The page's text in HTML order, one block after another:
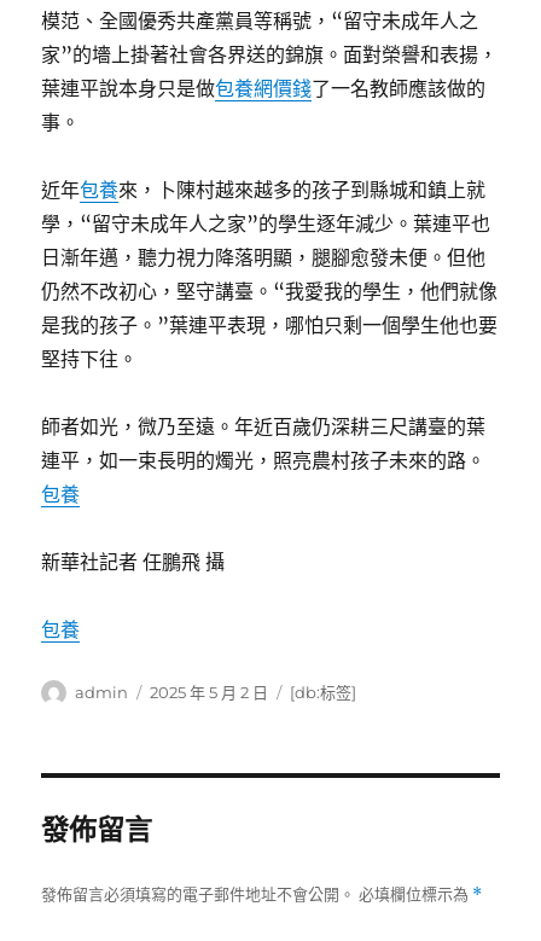
模范、全國優秀共產黨員等稱號，“留守未成年人之
家”的墻上掛著社會各界送的錦旗。面對榮譽和表揚，
葉連平說本身只是做包養網價錢了一名教師應該做的
事。
近年包養來，卜陳村越來越多的孩子到縣城和鎮上就
學，“留守未成年人之家”的學生逐年減少。葉連平也
日漸年邁，聽力視力降落明顯，腿腳愈發未便。但他
仍然不改初心，堅守講臺。“我愛我的學生，他們就像
是我的孩子。”葉連平表現，哪怕只剩一個學生他也要
堅持下往。
師者如光，微乃至遠。年近百歲仍深耕三尺講臺的葉
連平，如一束長明的燭光，照亮農村孩子未來的路。
包養
新華社記者 任鵬飛 攝
包養
作
admin
發
2025 年 5 月 2 日
標
[db:标签]
發佈留言
發佈留言必須填寫的電子郵件地址不會公開。 必填欄位標示為 *